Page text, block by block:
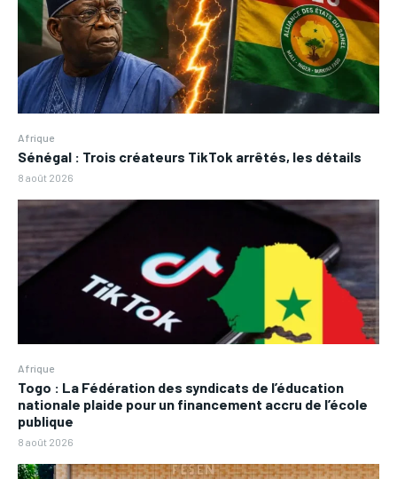
Afrique
Sénégal : Trois créateurs TikTok arrêtés, les détails
8 août 2026
Afrique
Togo : La Fédération des syndicats de l’éducation
nationale plaide pour un financement accru de l’école
publique
8 août 2026